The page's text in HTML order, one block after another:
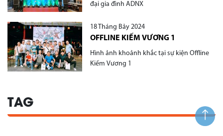
đại gia đình ADNX
18 Tháng Bảy 2024
OFFLINE KIẾM VƯƠNG 1
Hình ảnh khoảnh khắc tại sự kiện Offline
Kiếm Vương 1
TAG